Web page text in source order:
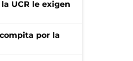
UCR le exigen
por la